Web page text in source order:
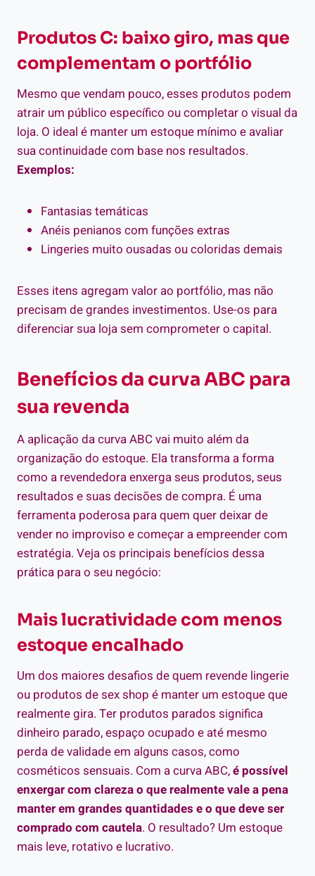
Produtos C: baixo giro, mas que
complementam o portfólio
Mesmo que vendam pouco, esses produtos podem
atrair um público específico ou completar o visual da
loja. O ideal é manter um estoque mínimo e avaliar
sua continuidade com base nos resultados.
Exemplos:
Fantasias temáticas
Anéis penianos com funções extras
Lingeries muito ousadas ou coloridas demais
Esses itens agregam valor ao portfólio, mas não
precisam de grandes investimentos. Use-os para
diferenciar sua loja sem comprometer o capital.
Benefícios da curva ABC para
sua revenda
A aplicação da curva ABC vai muito além da
organização do estoque. Ela transforma a forma
como a revendedora enxerga seus produtos, seus
resultados e suas decisões de compra. É uma
ferramenta poderosa para quem quer deixar de
vender no improviso e começar a empreender com
estratégia. Veja os principais benefícios dessa
prática para o seu negócio:
Mais lucratividade com menos
estoque encalhado
Um dos maiores desafios de quem revende lingerie
ou produtos de sex shop é manter um estoque que
realmente gira. Ter produtos parados significa
dinheiro parado, espaço ocupado e até mesmo
perda de validade em alguns casos, como
cosméticos sensuais. Com a curva ABC,é possível
enxergar com clareza o que realmente vale a pena
manter em grandes quantidades e o que deve ser
comprado com cautela. O resultado? Um estoque
mais leve, rotativo e lucrativo.